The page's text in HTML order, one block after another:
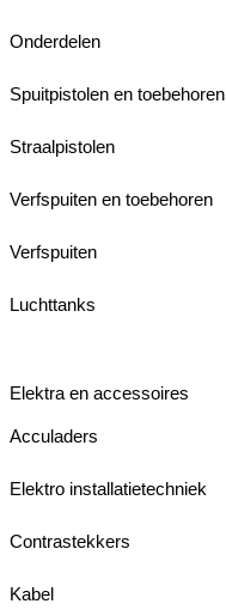
Onderdelen
Spuitpistolen en toebehoren
Straalpistolen
Verfspuiten en toebehoren
Verfspuiten
Luchttanks
Elektra en accessoires
Acculaders
Elektro installatietechniek
Contrastekkers
Kabel